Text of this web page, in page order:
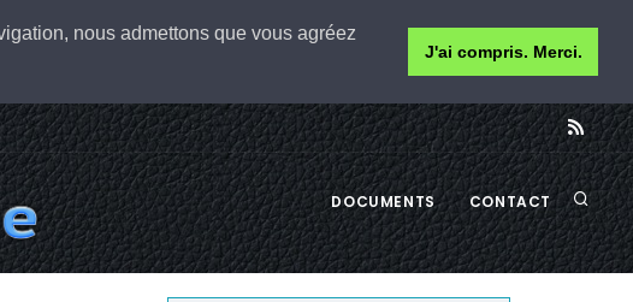
nous admettons que vous agréez
J'ai compris. Merci.
DOCUMENTS CONTACT